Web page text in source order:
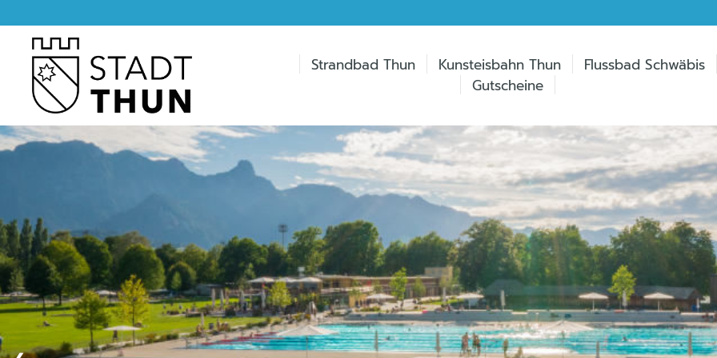
Strandbad Thun Kunsteisbahn Thun
Flussbad Schwäbis
Gutscheine